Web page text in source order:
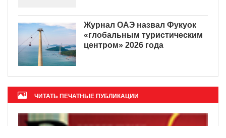
Журнал ОАЭ назвал Фукуок
«глобальным туристическим
центром» 2026 года
ЧИТАТЬ ПЕЧАТНЫЕ ПУБЛИКАЦИИ